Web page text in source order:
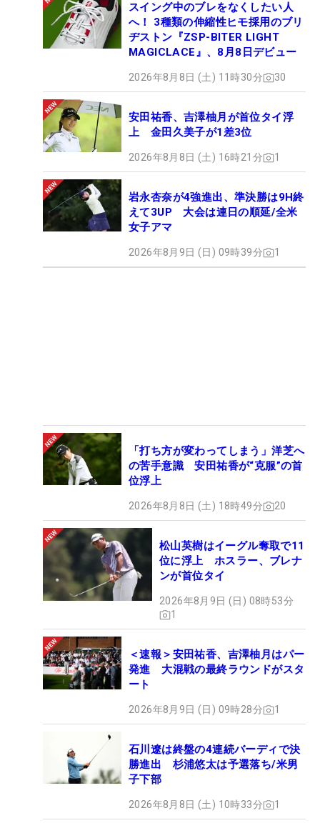
スイング中のブレをなくしたい人
へ！ 3種類の伸縮性ヒモ採用のブリ
ヂストン『ZSP-BITER LIGHT
MAGICLACE』、8月8日デビュー
2026年8月8日 (土) 11時30分 30
安田祐香、吉澤柚月が首位タイ浮
上 金田久美子が1差3位
2026年8月8日 (土) 16時21分 1
岩永杏奈が4強進出、準決勝は9H終
えて3UP 大会は連日の順延/全米
女子アマ
2026年8月9日 (日) 09時39分 1
「打ち方が変わってしまう」洋芝へ
の苦手意識 安田祐香が“克服”の首
位浮上
2026年8月8日 (土) 18時49分 20
松山英樹はイーグル奪取で11
位に浮上 ホスラー、ブレナ
ンが首位タイ
2026年8月9日 (日) 08時53分
1
＜速報＞安田祐香、吉澤柚月はパー
発進 大混戦の最終ラウンドがスタ
ート
2026年8月9日 (日) 09時28分 1
石川遼は終盤の4連続バーディで決
勝進出 杉浦悠太は予選落ち/米男
子下部
2026年8月8日 (土) 10時33分 1